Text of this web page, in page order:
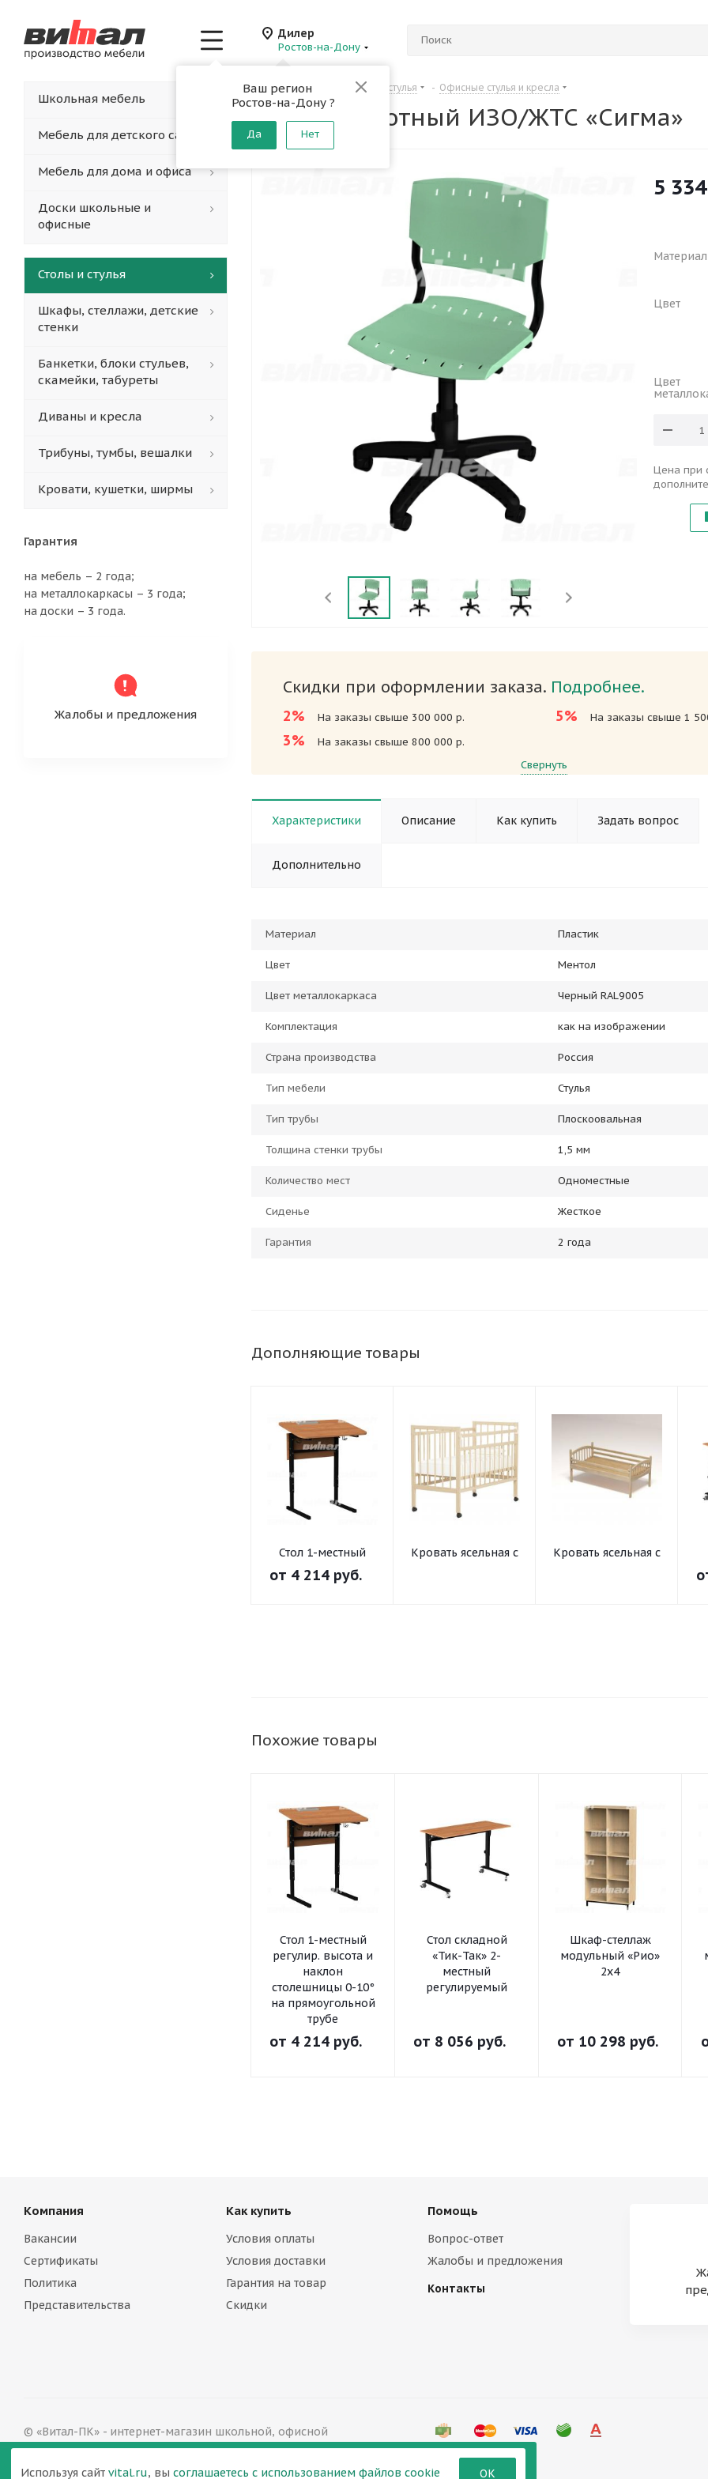
Дилер
Ростов-на-Дону
Ваш регион
Ростов-на-Дону ?
Да Нет
Главная - Каталог Столы и стулья - Офисные стулья и кресла
Стул поворотный ИЗО/ЖТС «Сигма»
5 334
Материал
Цвет
Цвет
Цена при
Скидки при оформлении заказа. Подробнее.
2% На заказы свыше 300 000 р.
3% На заказы свыше 800 000 р.
5% На заказы свыше 1
Свернуть
Характеристики Описание Как купить Задать вопрос
Дополнительно
Материал Пластик
Цвет Ментол
Цвет металлокаркаса Черный RAL9005
Комплектация как на изображении
Страна производства Россия
Тип мебели Стулья
Тип трубы Плоскоовальная
Толщина стенки трубы 1,5 мм
Количество мест Одноместные
Сиденье Жесткое
Гарантия 2 года
Дополняющие товары
Стол 1-местный
регулир. высота и
наклон
от 4 214 руб.
Кровать ясельная с
Кровать ясельная с
Похожие товары
Стол 1-местный
регулир. высота и
наклон
столешницы 0-10°
на прямоугольной
трубе
от 4 214 руб.
Стол складной
«Тик-Так» 2-
местный
регулируемый
от 8 056 руб.
Шкаф-стеллаж
модульный «Рио»
2х4
от 10 298 руб.
Школьная мебель
Мебель для детского сада
Мебель для дома и офиса
Доски школьные и
офисные
Столы и стулья
Шкафы, стеллажи, детские
стенки
Банкетки, блоки стульев,
скамейки, табуреты
Диваны и кресла
Трибуны, тумбы, вешалки
Кровати, кушетки, ширмы
Гарантия
на мебель – 2 года;
на металлокаркасы – 3 года;
на доски – 3 года.
Жалобы и предложения
Компания
Вакансии
Сертификаты
Политика
Представительства
Как купить
Условия оплаты
Условия доставки
Гарантия на товар
Скидки
Помощь
Вопрос-ответ
Жалобы и предложения
Контакты
© «Витал-ПК» - интернет-магазин школьной, офисной
мебели в Ростове-на-Дону, 2002—2026
Версия для печати
Используя сайт vital.ru, вы соглашаетесь с использованием файлов cookie ОК